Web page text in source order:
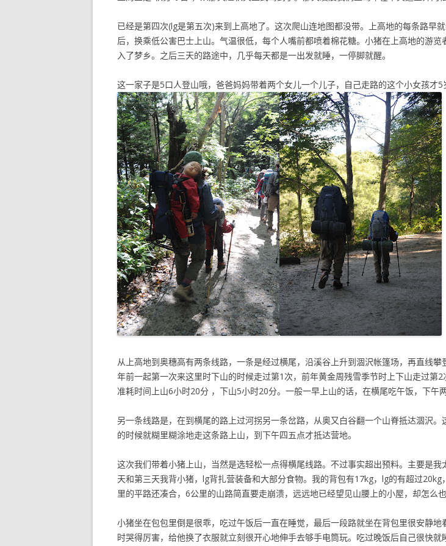
已经是第四次(lg是第五次)来到上高地了。这次爬山连地图都没带。上高地的每条路早
后，换乘低公害巴士上山。气温很低，每个人嘴前都喷着棉花糖。小猪在上高地的游
入了梦乡。之后三天的路途中，几乎每天都是一出发就睡，一停脚就醒。
这一家子是5口人登山哦，爸爸妈妈带着两个女儿一个儿子，自己走路的这个小女孩才5
从上高地到奥穗高有两条线路，一条是经过横尾，沿溪谷上升到涸沢帐篷场，再直线
年前一起第一次来这里时下山的时候走过第1次，前年黄金周残雪季节时上下山走过
准耗时间上山6小时20分 ，下山5小时20分。一般一早上山的话，在横尾吃午饭，下午
另一条线路是，在到横尾的路上过河拐另一条岔路，从奥又白谷翻一个山脊抵达涸沢
的时候就糊里糊涂地走这条路上山，到下午四五点才抵达营地。
这次我们带着小猪上山，当然是选轻松一点得横尾线路。不过事实超出预料。主要是
天和第三天我背小猪，lg背扎营装备和大部分食物。我的背包有17kg，lg的有超过
里的平路还凑合，6公里的山路简直要走崩溃，远远地已经望见山腰上的小屋，却怎么
小猪坐在包包里倒是很乖，吃过午饭后一直在睡觉，最后一段路就坐在背包里很安静
时哭得厉害，给他换了衣服就立刻很开心地伸手去够手电筒玩。吃过晚饭后自己很快